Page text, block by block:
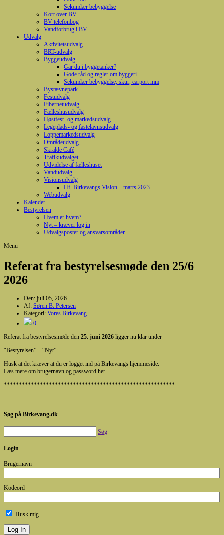
Sekundær bebyggelse
Kort over BV
BV telefonbog
Vandforbrug i BV
Udvalg
Aktivitetsudvalg
BRT-udvalg
Byggeudvalg
Går du i byggetanker?
Gode råd og regler om byggeri
Sekundær bebyggelse, skur, carport mm
Bystævnepark
Festudvalg
Fibernetudvalg
Fælleshusudvalg
Høstfest- og markedsudvalg
Legeplads- og fastelavnsudvalg
Loppemarkedsudvalg
Områdeudvalg
Skralde Café
Trafikudvalget
Udvidelse af fælleshuset
Vandudvalg
Visionsudvalg
Hf. Birkevangs Vision – marts 2023
Webudvalg
Kalender
Bestyrelsen
Hvem er hvem?
Nyt – kræver log in
Udvalgsposter og ansvarsområder
Menu
Referat fra bestyrelsesmøde den 25/6
2026
Den: juli 05, 2026
Af: Søren B. Petersen
Kategori: Vores Birkevang
0
Referat fra bestyrelsesmøde den 25. juni 2026 ligger nu klar under
“Bestyrelsen” – “Nyt”
Husk at det kræver at du er logget ind på Birkevangs hjemmeside.
Læs mere om brugernavn og password her
*********************************************************
Søg på Birkevang.dk
Søg
Login
Brugernavn
Kodeord
Husk mig